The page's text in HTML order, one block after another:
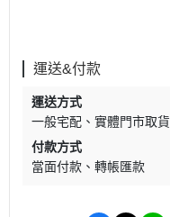
運送&付款
運送方式
一般宅配
實體門市取貨
付款方式
當面付款
轉帳匯款